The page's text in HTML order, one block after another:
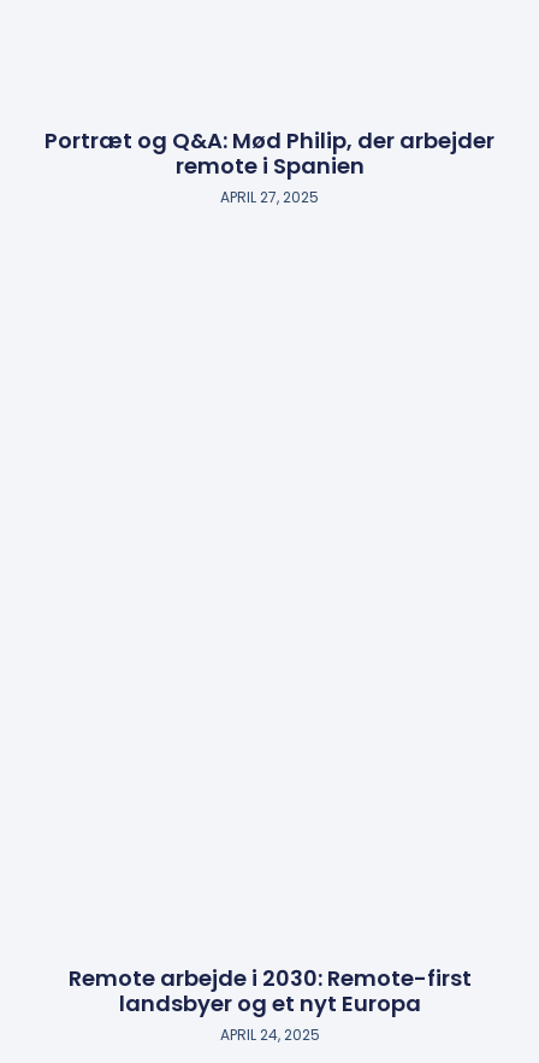
Portræt og Q&A: Mød Philip, der arbejder
remote i Spanien
APRIL 27, 2025
Remote arbejde i 2030: Remote-first
landsbyer og et nyt Europa
APRIL 24, 2025